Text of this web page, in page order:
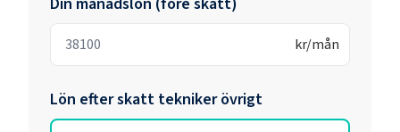
kr/mån
Lön efter skatt tekniker övrigt